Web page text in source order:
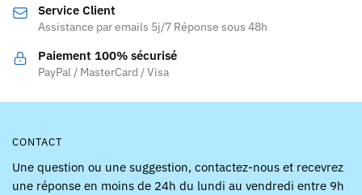
Service Client
Assistance par emails 5j/7 Réponse sous 48h
Paiement 100% sécurisé
PayPal / MasterCard / Visa
CONTACT
Une question ou une suggestion, contactez-nous et recevrez
une réponse en moins de 24h du lundi au vendredi entre 9h